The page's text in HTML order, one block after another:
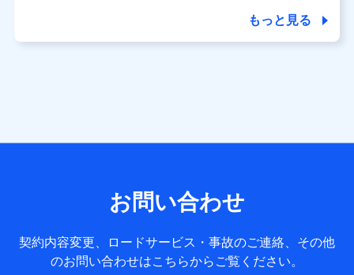
個人データは、こちら の利用目的の範囲内に限って共同利
用します。
サービス提供等を通じて取得した、以下の情報などの個人デ
基本情報
氏名、電話番号、メールアドレス、お客さまの識別子、
属性、連絡先、dポイントサービスのご利用に関する情
もっと見る
お問い合わせ
契約内容変更、ロードサービス・事故のご連絡、その他
のお問い合わせはこちらからご覧ください。